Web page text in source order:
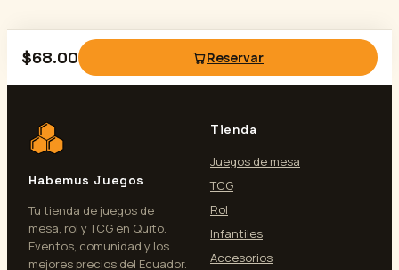
$68.00 Reservar
Habemus Juegos
Tu tienda de juegos de
mesa, rol y TCG en Quito.
Eventos, comunidad y los
mejores precios del Ecuador.
Tienda
Juegos de mesa
TCG
Rol
Infantiles
Accesorios